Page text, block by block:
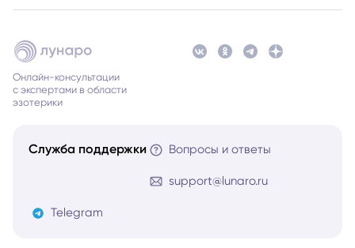
Онлайн-консультации
с экспертами в области
эзотерики
Служба поддержки Вопросы и ответы
support@lunaro.ru
Telegram